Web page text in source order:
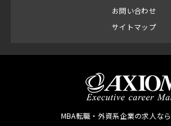
お問い合わせ
サイトマップ
MBA転職・外資系企業の求人な